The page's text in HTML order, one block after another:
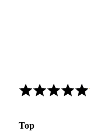
Top